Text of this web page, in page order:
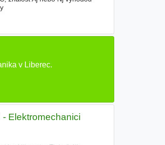
v Liberec.
Elektromechanici